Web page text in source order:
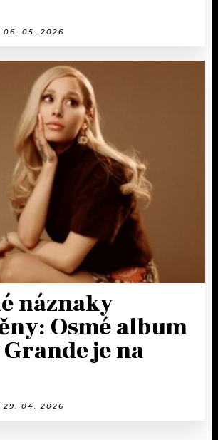
06. 05. 2026
náznaky
Osmé album
je na
29. 04. 2026